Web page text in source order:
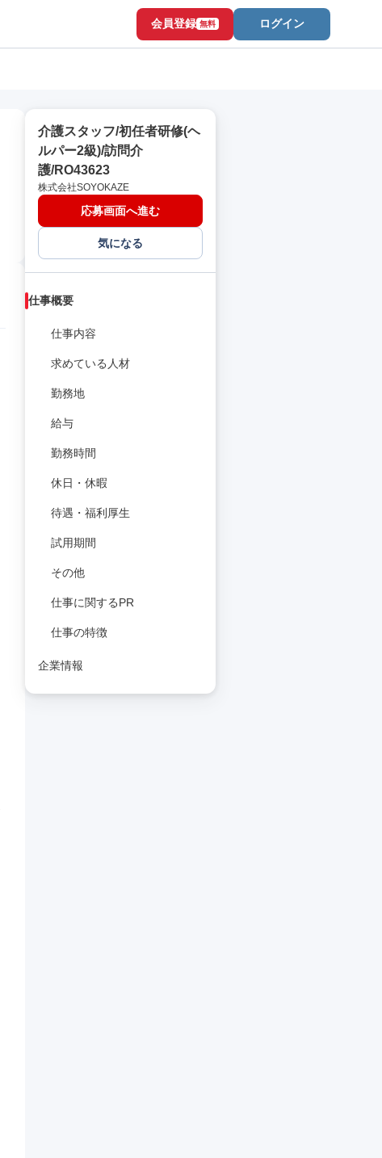
会員登録 無料 ログイン
介護スタッフ/初任者研修(ヘ
ルパー2級)/訪問介
護/RO43623
株式会社SOYOKAZE
応募画面へ進む
気になる
仕事概要
仕事内容
求めている人材
勤務地
給与
勤務時間
休日・休暇
待遇・福利厚生
試用期間
その他
仕事に関するPR
仕事の特徴
企業情報